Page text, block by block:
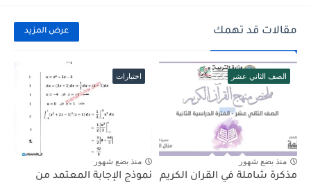
مقالات قد تهمك عرض المزيد
الصف الثاني عشر
منذ بضع شهور
مذكرة شاملة في القران الكريم
اختبارات
منذ بضع شهور
نموذج الإجابة المعتمد من